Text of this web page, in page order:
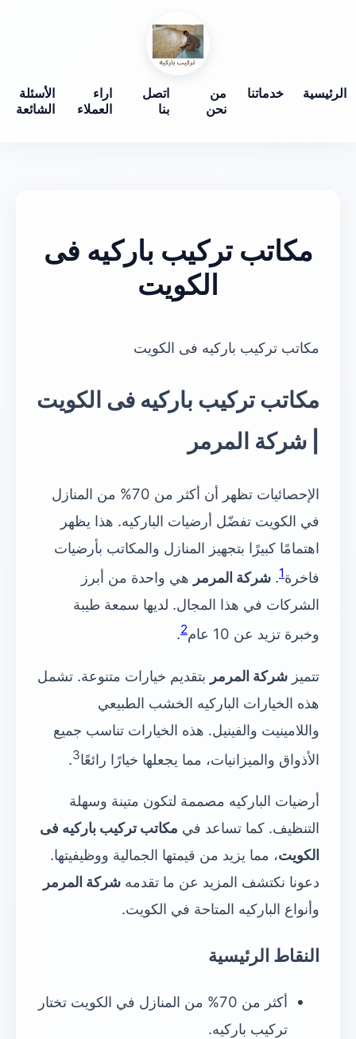
الرئيسية خدماتنا
من
نحن
اتصل
بنا
اراء
العملاء
الأسئلة
الشائعة
مكاتب تركيب باركيه فى
الكويت
مكاتب تركيب باركيه فى الكويت
مكاتب تركيب باركيه فى الكويت
| شركة المرمر
الإحصائيات تظهر أن أكثر من 70% من المنازل
في الكويت تفضّل أرضيات الباركيه. هذا يظهر
اهتمامًا كبيرًا بتجهيز المنازل والمكاتب بأرضيات
فاخرة1
. شركة المرمر هي واحدة من أبرز
الشركات في هذا المجال. لديها سمعة طيبة
وخبرة تزيد عن 10 عام
2
.
تتميز شركة المرمر بتقديم خيارات متنوعة. تشمل
هذه الخيارات الباركيه الخشب الطبيعي
واللامينيت والفينيل. هذه الخيارات تناسب جميع
الأذواق والميزانيات، مما يجعلها خيارًا رائعًا3
.
أرضيات الباركيه مصممة لتكون متينة وسهلة
التنظيف. كما تساعد في مكاتب تركيب باركيه فى
الكويت، مما يزيد من قيمتها الجمالية ووظيفيتها.
دعونا نكتشف المزيد عن ما تقدمه شركة المرمر
وأنواع الباركيه المتاحة في الكويت.
النقاط الرئيسية
أكثر من 70% من المنازل في الكويت تختار
تركيب باركيه.